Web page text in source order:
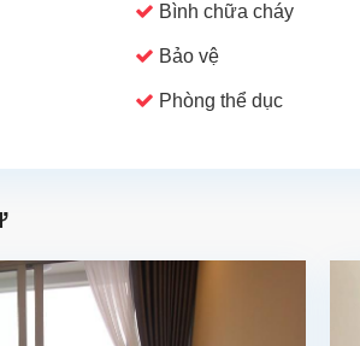
Bình chữa cháy
Bảo vệ
Phòng thể dục